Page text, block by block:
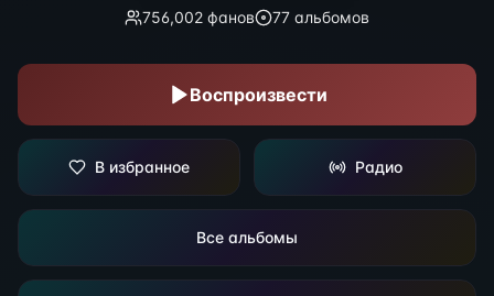
756,002 фанов 77 альбомов
Воспроизвести
В избранное Радио
Все альбомы